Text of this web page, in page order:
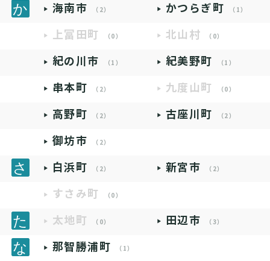
海南市 （2） かつらぎ町 （1）
上富田町 （0） 北山村 （0）
紀の川市 （1） 紀美野町 （1）
串本町 （2） 九度山町 （0）
高野町 （2） 古座川町 （2）
御坊市 （2）
白浜町 （2） 新宮市 （2）
すさみ町 （0）
太地町 （0） 田辺市 （3）
那智勝浦町 （1）